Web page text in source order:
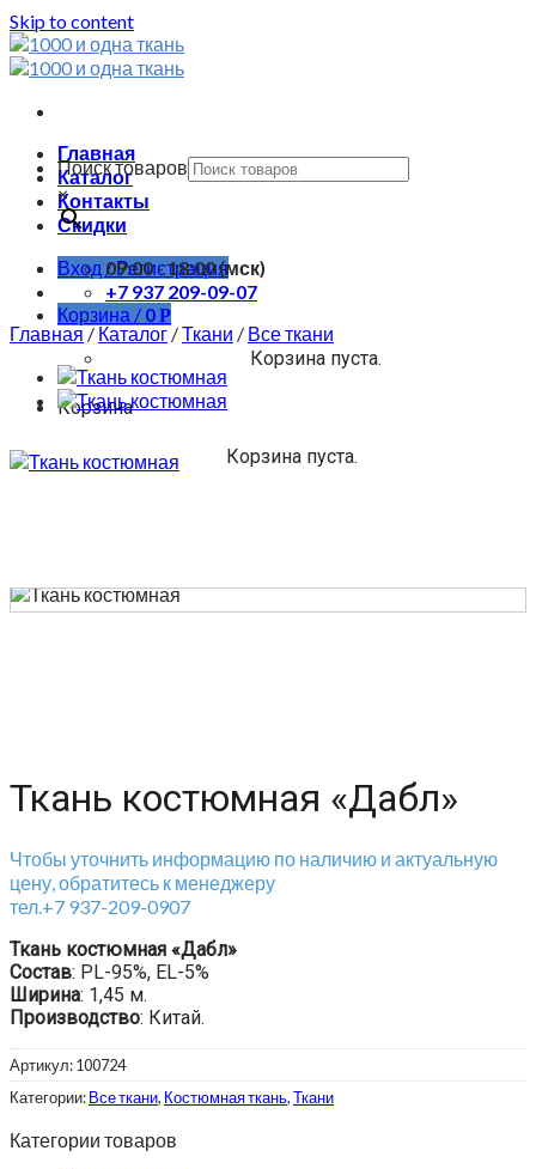
Skip to content
Главная
Каталог
Контакты
Скидки
Вход / Регистрация
Корзина / 0Р
Корзина пуста.
Корзина
Корзина пуста.
Поиск товаров
×
09:00 - 18:00 (мск)
+7 937 209-09-07
Главная/Каталог /Ткани / Все ткани
Ткань костюмная «Дабл»
Чтобы уточнить информацию по наличию и актуальную
цену, обратитесь к менеджеру
тел.+7 937-209-0907
Ткань костюмная «Дабл»
Состав: PL-95%, EL-5%
Ширина: 1,45 м.
Производство: Китай.
Артикул:100724
Категории:Все ткани, Костюмная ткань,Ткани
Категории товаров